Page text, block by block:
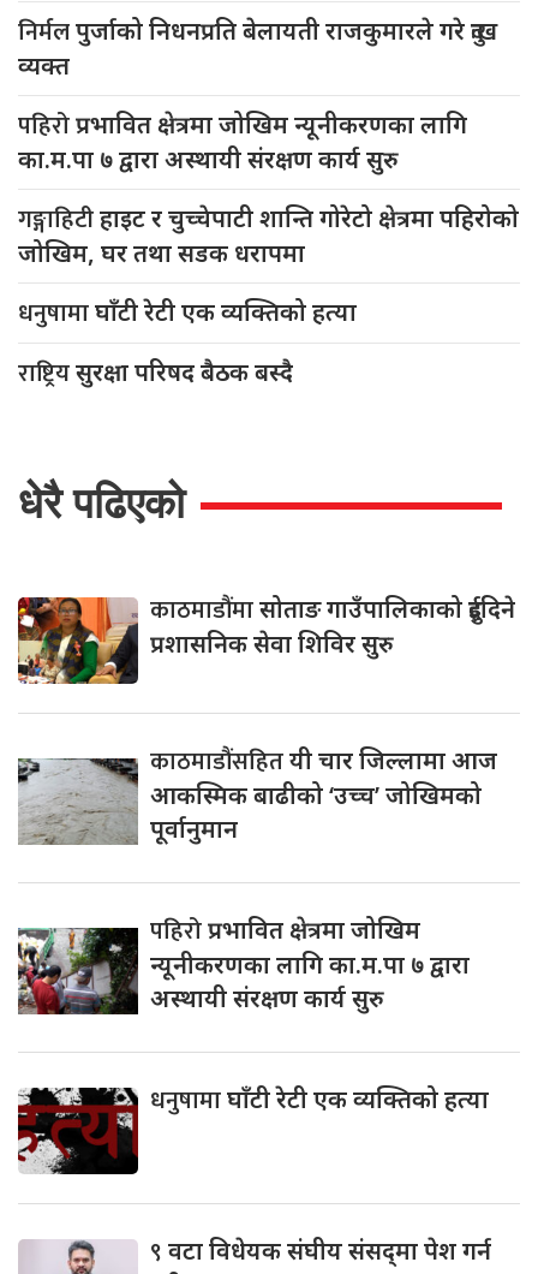
निर्मलपुर्जाको निधनप्रति बेलायती राजकुमारले गरे दुःख
व्यक्त
पहिरोप्रभावित क्षेत्रमा जोखिम न्यूनीकरणका लागि
का.म.पा ७ द्वारा अस्थायी संरक्षण कार्य सुरु
गङ्गाहिटीहाइट र चुच्चेपाटी शान्ति गोरेटो क्षेत्रमा पहिरोको
जोखिम, घर तथा सडक धरापमा
धनुषामाघाँटी रेटी एक व्यक्तिको हत्या
राष्ट्रियसुरक्षा परिषद बैठक बस्दै
धेरै पढिएको
काठमाडौंमासोताङ गाउँपालिकाको दुईदिने
प्रशासनिक सेवा शिविर सुरु
काठमाडौंसहितयी चार जिल्लामा आज
आकस्मिक बाढीको ‘उच्च’ जोखिमको
पूर्वानुमान
पहिरोप्रभावित क्षेत्रमा जोखिम
न्यूनीकरणका लागि का.म.पा ७ द्वारा
अस्थायी संरक्षण कार्य सुरु
धनुषामाघाँटी रेटी एक व्यक्तिको हत्या
९ वटा विधेयक संघीय संसद्‌मा पेश गर्न